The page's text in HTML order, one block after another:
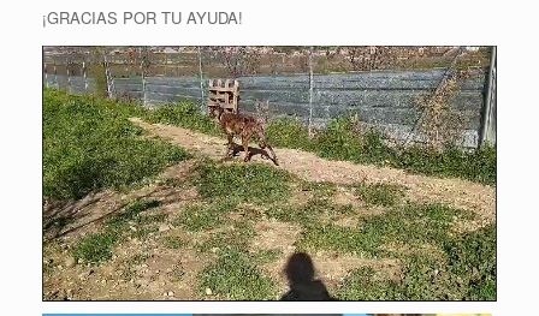
¡GRACIAS POR TU AYUDA!
R
e
p
r
o
d
u
c
t
o
r
Error loading this resource